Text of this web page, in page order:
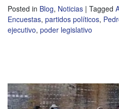
Posted in Blog, Noticias | Tagged
Encuestas, partidos políticos,
ejecutivo, poder legislativo